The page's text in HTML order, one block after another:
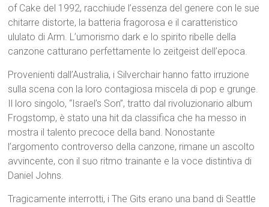
of Cake del 1992, racchiude l’essenza del genere con le sue
chitarre distorte, la batteria fragorosa e il caratteristico
ululato di Arm. L’umorismo dark e lo spirito ribelle della
canzone catturano perfettamente lo zeitgeist dell’epoca.
Provenienti dall’Australia, i Silverchair hanno fatto irruzione
sulla scena con la loro contagiosa miscela di pop e grunge.
Il loro singolo, “Israel’s Son”, tratto dal rivoluzionario album
Frogstomp, è stato una hit da classifica che ha messo in
mostra il talento precoce della band. Nonostante
l’argomento controverso della canzone, rimane un ascolto
avvincente, con il suo ritmo trainante e la voce distintiva di
Daniel Johns.
Tragicamente interrotti, i The Gits erano una band di Seattle